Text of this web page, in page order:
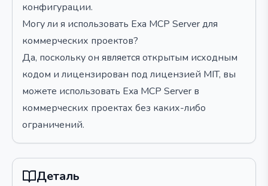
конфигурации.
Могу ли я использовать Exa MCP Server для
коммерческих проектов?
Да, поскольку он является открытым исходным
кодом и лицензирован под лицензией MIT, вы
можете использовать Exa MCP Server в
коммерческих проектах без каких-либо
ограничений.
Деталь